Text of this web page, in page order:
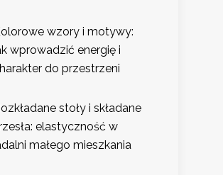
wzory i motywy:
wprowadzić energię i
do przestrzeni
stoły i składane
elastyczność w
małego mieszkania